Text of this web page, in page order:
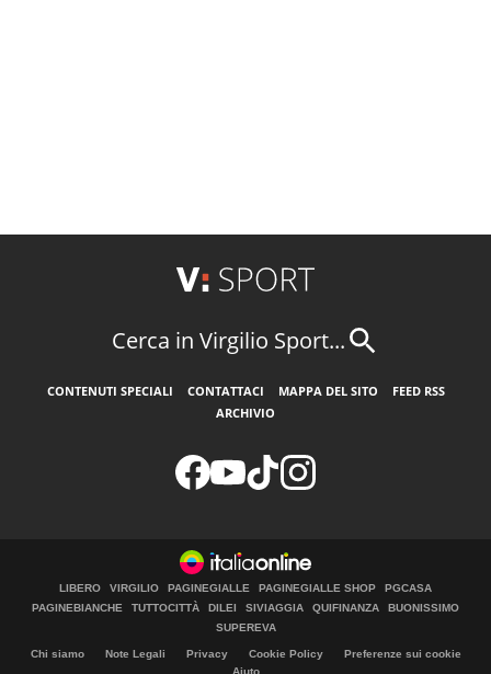
Cerca in Virgilio Sport...
CONTENUTI SPECIALI CONTATTACI MAPPA DEL SITO
FEED RSS
ARCHIVIO
LIBERO VIRGILIO PAGINEGIALLE PAGINEGIALLE SHOP
PGCASA
PAGINEBIANCHE
TUTTOCITTÀ DILEI SIVIAGGIA QUIFINANZA
BUONISSIMO
SUPEREVA
Chi siamo Note Legali Privacy Cookie Policy
Preferenze sui cookie
Aiuto